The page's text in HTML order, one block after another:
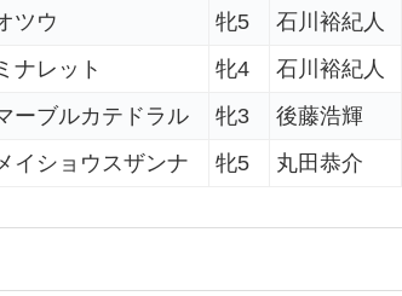
ツウ 牝5 石川裕紀人
ナレット 牝4 石川裕紀人
ーブルカテドラル 牝3 後藤浩輝
イショウスザンナ 牝5 丸田恭介